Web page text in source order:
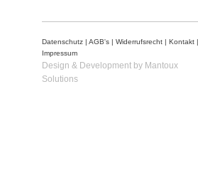
Datenschutz AGB's Widerrufsrecht Kontakt
Impressum
Design & Development by Mantoux
Solutions